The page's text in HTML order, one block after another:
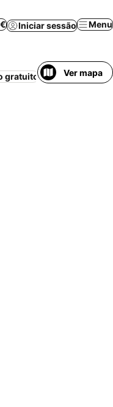
€ Iniciar sessão Menu
gratuito Ver mapa